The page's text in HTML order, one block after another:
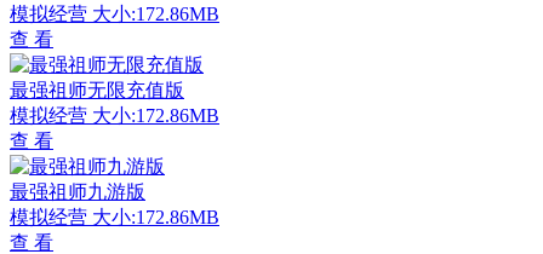
模拟经营 大小:172.86MB
查 看
最强祖师无限充值版
模拟经营 大小:172.86MB
查 看
最强祖师九游版
模拟经营 大小:172.86MB
查 看